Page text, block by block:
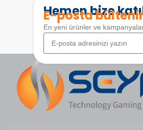
Hemen bize
E-posta
En yeni ürünler ve